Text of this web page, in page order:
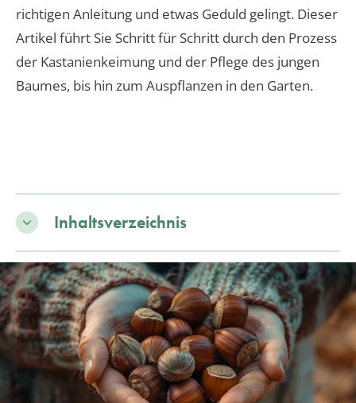
richtigen Anleitung und etwas Geduld gelingt. Dieser
Artikel führt Sie Schritt für Schritt durch den Prozess
der Kastanienkeimung und der Pflege des jungen
Baumes, bis hin zum Auspflanzen in den Garten.
Inhaltsverzeichnis